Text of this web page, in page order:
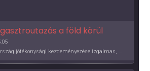
a föld körül
Az UNICEF Magyarország jótékonysági kezdeményezése izgalmas, egész éves világkörüli ízutazásra hív, igazi családi program és gasztroedukáció, illetve segítség a rászorulóknak is egyben.